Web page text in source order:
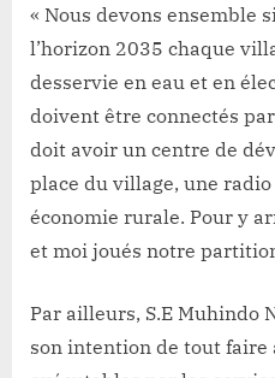
« Nous devons ensemble
l’horizon 2035 chaque
desservie en eau et en
doivent être connectés
doit avoir un centre de
place du village, une
économie rurale. Pour y
et moi joués notre
Par ailleurs, S.E Muhindo
son intention de tout faire